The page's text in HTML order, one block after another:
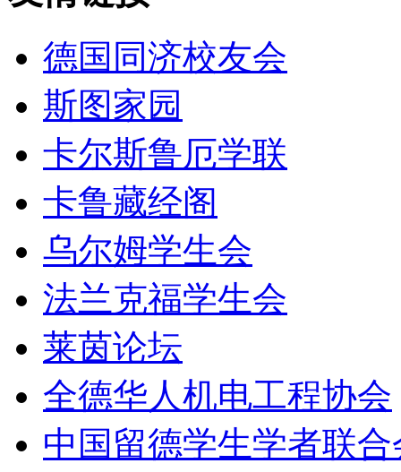
德国同济校友会
斯图家园
卡尔斯鲁厄学联
卡鲁藏经阁
乌尔姆学生会
法兰克福学生会
莱茵论坛
全德华人机电工程协会
中国留德学生学者联合